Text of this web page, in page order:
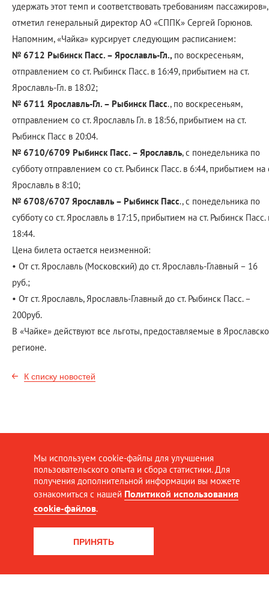
Мы используем cookie-файлы для улучшения
пользовательского опыта и сбора статистики. Для
получения дополнительной информации вы можете
ознакомиться с нашей Политикой использования
cookie-файлов.
ПРИНЯТЬ
удержать этот темп и соответствовать требованиям
отметил генеральный директор АО «СППК» Сергей Горюнов.
Напомним, «Чайка» курсирует следующим расписанием:
№ 6712 Рыбинск Пасс. – Ярославль-Гл., по воскресеньям,
отправлением со ст. Рыбинск Пасс. в 16:49, прибытием на ст.
Ярославль-Гл. в 18:02;
№ 6711 Ярославль-Гл. – Рыбинск Пасс., по воскресеньям,
отправлением со ст. Ярославль Гл. в 18:56, прибытием на ст.
Рыбинск Пасс в 20:04.
№ 6710/6709 Рыбинск Пасс. – Ярославль, с понедельника по
субботу отправлением со ст. Рыбинск Пасс. в 6:44, прибытием на
Ярославль в 8:10;
№ 6708/6707 Ярославль – Рыбинск Пасс., с понедельника по
субботу со ст. Ярославль в 17:15, прибытием на ст. Рыбинск Пасс.
18:44.
Цена билета остается неизменной:
• От ст. Ярославль (Московский) до ст. Ярославль-Главный – 16
руб.;
• От ст. Ярославль, Ярославль-Главный до ст. Рыбинск Пасс. –
200руб.
В «Чайке» действуют все льготы, предоставляемые в
регионе.
К списку новостей